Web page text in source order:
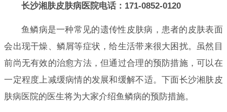
长沙湘肤皮肤病医院电话：171-0852-0120
鱼鳞病是一种常见的遗传性皮肤病，患者的皮肤表面
会出现干燥、鳞屑等症状，给生活带来很大困扰。虽然目
前尚无有效的治愈方法，但通过合理的预防措施，可以在
一定程度上减缓病情的发展和缓解不适。下面长沙湘肤皮
肤病医院的医生将为大家介绍鱼鳞病的预防措施。